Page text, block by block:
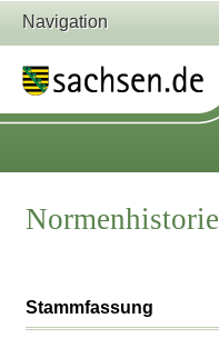
Navigation
Normenhistorie
Stammfassung